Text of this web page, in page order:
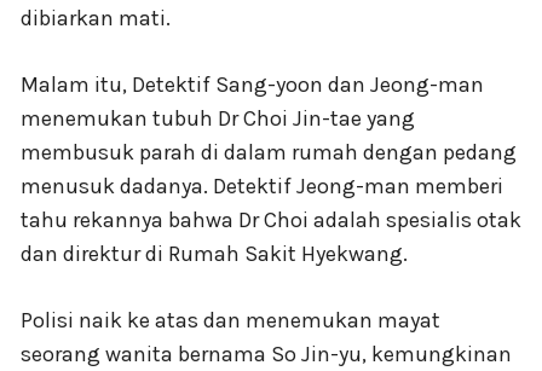
dibiarkan mati.
Malam itu, Detektif Sang-yoon dan Jeong-man
menemukan tubuh Dr Choi Jin-tae yang
membusuk parah di dalam rumah dengan pedang
menusuk dadanya. Detektif Jeong-man memberi
tahu rekannya bahwa Dr Choi adalah spesialis otak
dan direktur di Rumah Sakit Hyekwang.
Polisi naik ke atas dan menemukan mayat
seorang wanita bernama So Jin-yu, kemungkinan